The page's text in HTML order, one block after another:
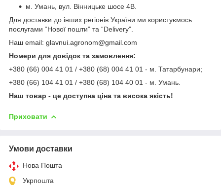
м. Умань, вул. Вінницьке шосе 4В.
Для доставки до інших регіонів України ми користуємось
послугами “Нової пошти” та “Delivery”.
Наш email: glavnui.agronom@gmail.com
Номери для довідок та замовлення:
+380 (66) 004 41 01 / +380 (68) 004 41 01 - м. Татарбунари;
+380 (66) 104 41 01 / +380 (68) 104 40 01 - м. Умань.
Наш товар - це доступна ціна та висока якість!
Приховати
Умови доставки
Нова Пошта
Укрпошта